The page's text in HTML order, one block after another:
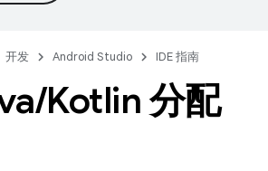
开发 Android Studio IDE 指南
/Kotlin 分配